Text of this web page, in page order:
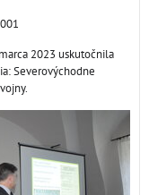
2023 uskutočnila
Severovýchodne